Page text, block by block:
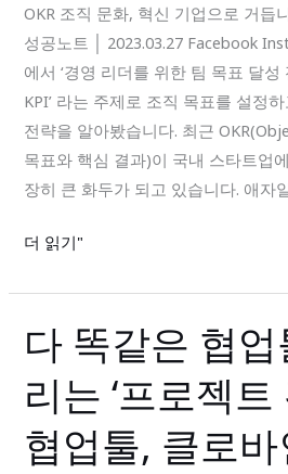
인
OKR 조직 문화, 혁신 기업으로 거듭
성공노트 │ 2023.03.27 Facebook
에서 ‘경영 리더를 위한 팀 목표 달성
KPI’ 라는 주제로 조직 목표를 설정
전략을 알아봤습니다. 최근
목표와 핵심 결과)이 국내 스타트업
장히 큰 화두가 되고 있습니다. 애자
기
업
으
로
거
듭
나
7
방
더 읽기"
다 똑같은 협
리는 ‘프로젝트
협업툴, 클로바
다
똑
같
협